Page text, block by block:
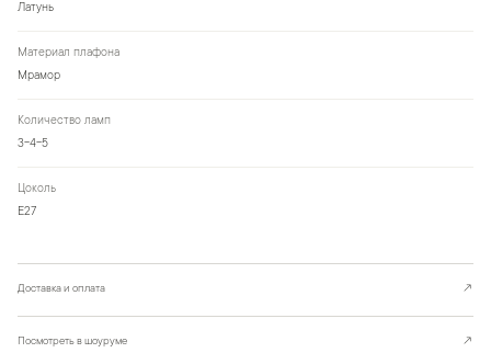
Латунь
Материал плафона
Мрамор
Количество ламп
3-4-5
Цоколь
Е27
Доставка и оплата ↗
Посмотреть в шоуруме ↗